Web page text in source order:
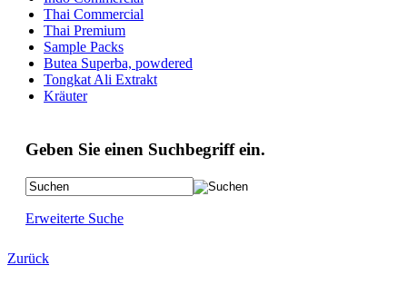
Thai Commercial
Thai Premium
Sample Packs
Butea Superba, powdered
Tongkat Ali Extrakt
Kräuter
Geben Sie einen Suchbegriff ein.
Erweiterte Suche
Zurück